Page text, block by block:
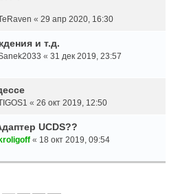
« 29 апр 2020, 16:30
и т.д.
« 31 дек 2019, 23:57
« 26 окт 2019, 12:50
UCDS??
kroligoff « 18 окт 2019, 09:54